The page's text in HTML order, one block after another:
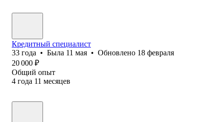
Кредитный специалист
33 года • Была 11 мая • Обновлено 18 февраля
20 000 ₽
Общий опыт
4 года 11 месяцев